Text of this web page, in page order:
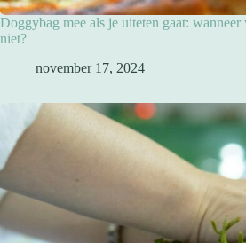
Doggybag mee als je uiteten gaat:
niet?
november 17, 2024